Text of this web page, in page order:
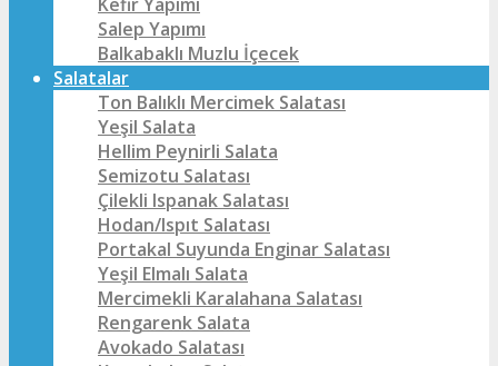
Salep Yapımı
Balkabaklı Muzlu İçecek
Salatalar
Ton Balıklı Mercimek Salatası
Yeşil Salata
Hellim Peynirli Salata
Semizotu Salatası
Çilekli Ispanak Salatası
Hodan/Ispıt Salatası
Portakal Suyunda Enginar Salatası
Yeşil Elmalı Salata
Mercimekli Karalahana Salatası
Rengarenk Salata
Avokado Salatası